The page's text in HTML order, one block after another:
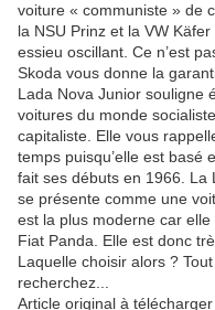
voiture « communiste » de
la NSU Prinz et la VW
essieu oscillant. Ce n’est
Skoda vous donne la
Lada Nova Junior souligne
voitures du monde
capitaliste. Elle vous
temps puisqu’elle est basé
fait ses débuts en 1966. La
se présente comme une
est la plus moderne car
Fiat Panda. Elle est donc
Laquelle choisir alors ?
recherchez...
Article original à télécharger